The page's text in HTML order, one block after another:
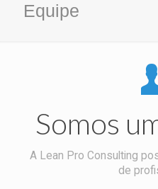
Equipe
Somos
A Lean Pro Consulting
de